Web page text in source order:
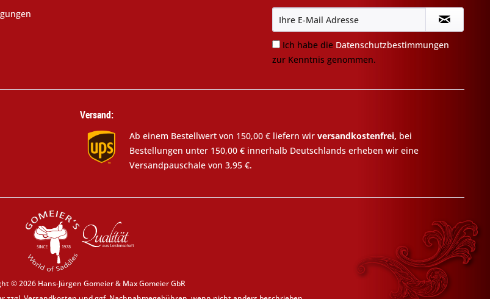
Ich habe die Datenschutzbestimmungen
zur Kenntnis genommen.
Versand:
Ab einem Bestellwert von 150,00 € liefern wir versandkostenfrei, bei
Bestellungen unter 150,00 € innerhalb Deutschlands erheben wir eine
Versandpauschale von 3,95 €.
© 2026 Hans-Jürgen Gomeier & Max Gomeier GbR